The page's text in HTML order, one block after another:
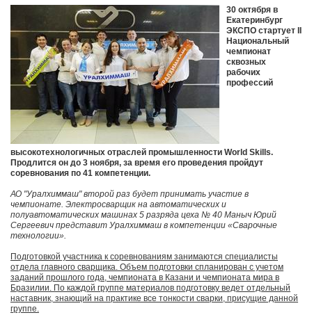
30 октября в
Екатеринбург
ЭКСПО стартует II
Национальный
чемпионат
сквозных
рабочих
профессий
высокотехнологичных отраслей промышленности World Skills.
Продлится он до 3 ноября, за время его проведения пройдут
соревнования по 41 компетенции.
АО "Уралхиммаш" второй раз будет принимать участие в
чемпионате. Электросварщик на автоматических и
полуавтоматических машинах 5 разряда цеха № 40 Маныч Юрий
Сергеевич представит Уралхиммаш в компетенции «Сварочные
технологии».
Подготовкой участника к соревнованиям занимаются специалисты
отдела главного сварщика. Объем подготовки спланирован с учетом
заданий прошлого года, чемпионата в Казани и чемпионата мира в
Бразилии. По каждой группе материалов подготовку ведет отдельный
наставник, знающий на практике все тонкости сварки, присущие данной
группе.